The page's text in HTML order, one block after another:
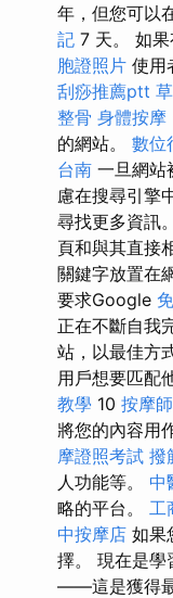
年，但您可以
記 7 天。 如
胞證照片 使用
刮痧推薦ptt
整骨 身體按摩
的網站。 數位
台南 一旦網站
慮在搜尋引擎
尋找更多資訊。
頁和與其直接
關鍵字放置在
要求Google
正在不斷自我
站，以最佳方
用戶想要匹配
教學 10 按摩
將您的內容用
摩證照考試 撥
人功能等。 中
略的平台。 工
中按摩店 如果
擇。 現在是學
——這是獲得